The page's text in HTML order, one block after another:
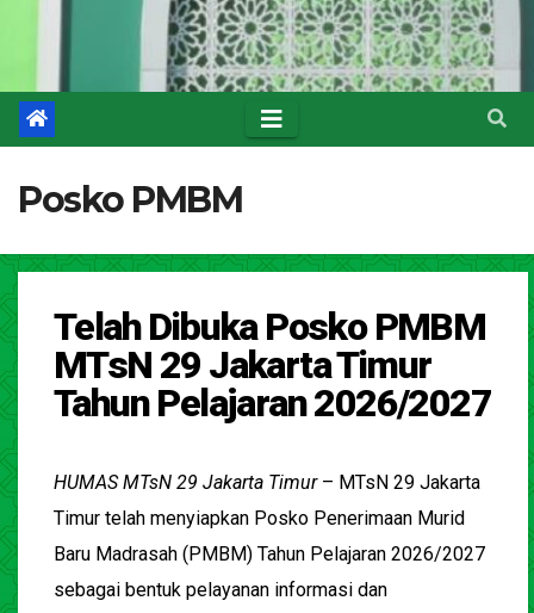
Posko PMBM
Telah Dibuka Posko PMBM
MTsN 29 Jakarta Timur
Tahun Pelajaran 2026/2027
HUMAS MTsN 29 Jakarta Timur– MTsN 29 Jakarta
Timur telah menyiapkan Posko Penerimaan Murid
Baru Madrasah (PMBM) Tahun Pelajaran 2026/2027
sebagai bentuk pelayanan informasi dan